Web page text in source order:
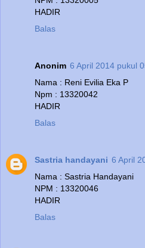
HADIR
Balas
Anonim 6 April 2014 pukul
Nama : Reni Evilia Eka P
Npm : 13320042
HADIR
Balas
Sastria handayani 6 April
Nama : Sastria Handayani
NPM : 13320046
HADIR
Balas